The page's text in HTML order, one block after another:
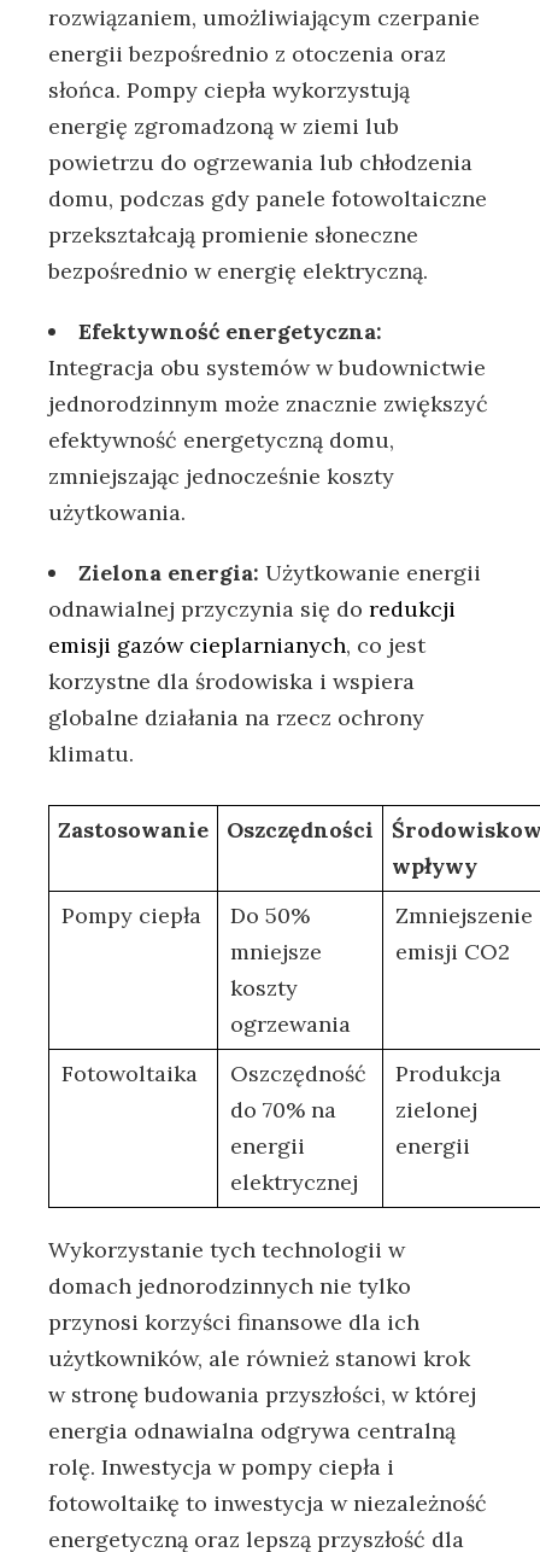
rozwiązaniem, umożliwiającym czerpanie
energii bezpośrednio ‍z otoczenia oraz⁤
słońca. Pompy ciepła wykorzystują
energię ⁣zgromadzoną w ziemi lub
‍powietrzu do ogrzewania lub chłodzenia
domu, podczas ⁣gdy⁣ panele fotowoltaiczne
przekształcają promienie słoneczne
bezpośrednio w ⁤energię elektryczną.
Efektywność energetyczna:
Integracja obu systemów w budownictwie
jednorodzinnym może znacznie ‌zwiększyć
efektywność energetyczną domu,
zmniejszając jednocześnie koszty
użytkowania.
Zielona energia: Użytkowanie ⁤energii
odnawialnej przyczynia się doredukcji
emisji gazów cieplarnianych, ​co jest
korzystne dla środowiska i wspiera
globalne działania na rzecz ochrony
klimatu.
Zastosowanie Oszczędności
​wpływy
Pompy ciepła
Do 50%
mniejsze
koszty
⁣ogrzewania
Zmniejszenie
emisji CO2
Fotowoltaika
Oszczędność
do ⁢70%⁤ na
energii
elektrycznej
Produkcja
zielonej
energii
Wykorzystanie tych technologii w
‌domach‍ jednorodzinnych nie tylko
‍przynosi⁤ korzyści finansowe dla ich⁢
użytkowników,⁤ ale również stanowi krok
w stronę budowania przyszłości, w której
energia odnawialna⁤ odgrywa centralną‌
rolę. ​Inwestycja ⁣w‌ pompy ciepła i
⁤fotowoltaikę to inwestycja ‌w niezależność
energetyczną oraz lepszą przyszłość⁣ dla